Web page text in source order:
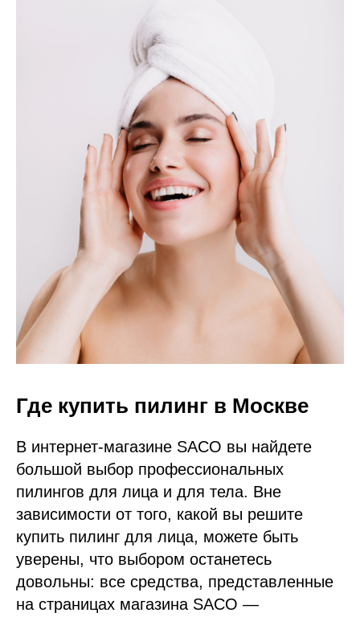
Где купить пилинг в Москве
В интернет-магазине SACO вы найдете
большой выбор профессиональных
пилингов для лица и для тела. Вне
зависимости от того, какой вы решите
купить пилинг для лица, можете быть
уверены, что выбором останетесь
довольны: все средства, представленные
на страницах магазина SACO —